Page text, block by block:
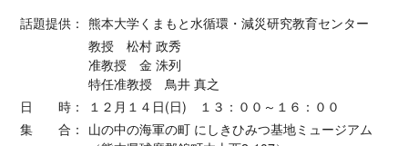
話題提供： 熊本大学くまもと水循環・減災研究教育センター
教授 松村 政秀
准教授 金 洙列
特任准教授 鳥井 真之
日 時：
１２月１４日(日) １３：００～１６：００
集 合： 山の中の海軍の町 にしきひみつ基地ミュージアム